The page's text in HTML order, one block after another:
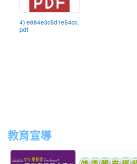
4) e884e3c5d1e54cc.
pdf
教育宣導
link